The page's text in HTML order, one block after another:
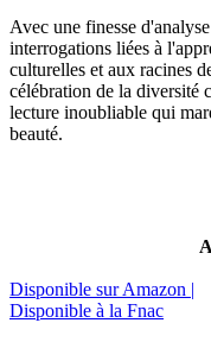
Avec une finesse
interrogations liées à
culturelles et aux racines
célébration de la diversité
lecture inoubliable qui
beauté.
Disponible sur Amazon |
Disponible à la Fnac